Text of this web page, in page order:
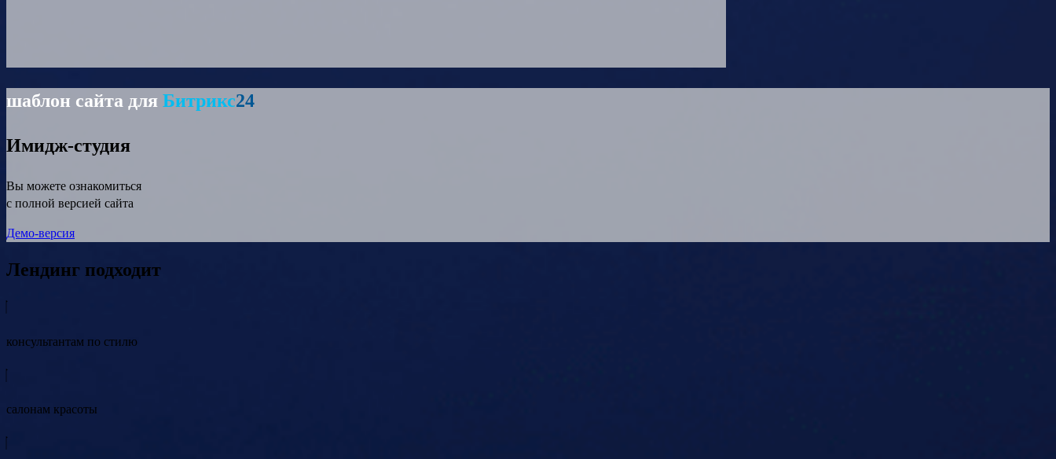
шаблон сайта для Битрикс24
Имидж-студия
Вы можете ознакомиться
с полной версией сайта
Демо-версия
Лендинг подходит
консультантам по стилю
салонам красоты